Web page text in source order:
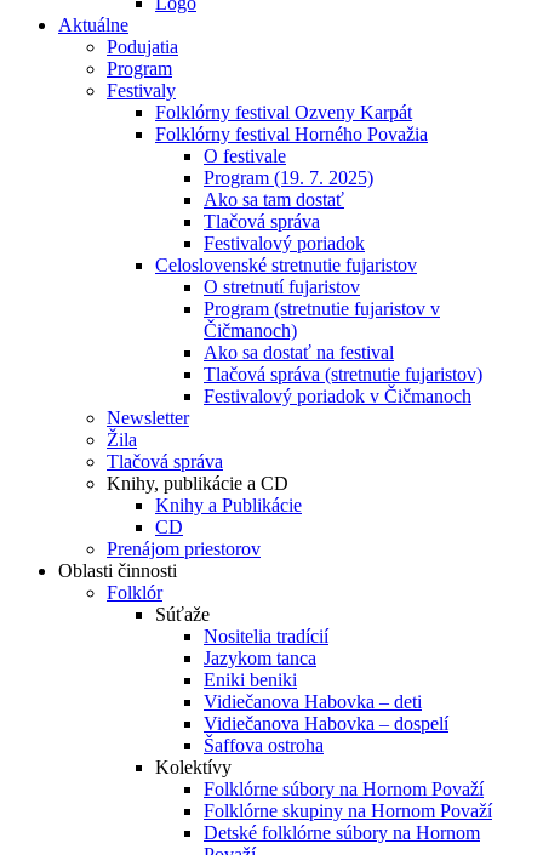
Aktuálne
Podujatia
Program
Festivaly
Folklórny festival Ozveny Karpát
Folklórny festival Horného Považia
O festivale
Program (19. 7. 2025)
Ako sa tam dostať
Tlačová správa
Festivalový poriadok
Celoslovenské stretnutie fujaristov
O stretnutí fujaristov
Program (stretnutie fujaristov v
Čičmanoch)
Ako sa dostať na festival
Tlačová správa (stretnutie fujaristov)
Festivalový poriadok v Čičmanoch
Newsletter
Žila
Tlačová správa
Knihy, publikácie a CD
Knihy a Publikácie
CD
Prenájom priestorov
Oblasti činnosti
Folklór
Súťaže
Nositelia tradícií
Jazykom tanca
Eniki beniki
Vidiečanova Habovka – deti
Vidiečanova Habovka – dospelí
Šaffova ostroha
Kolektívy
Folklórne súbory na Hornom Považí
Folklórne skupiny na Hornom Považí
Detské folklórne súbory na Hornom